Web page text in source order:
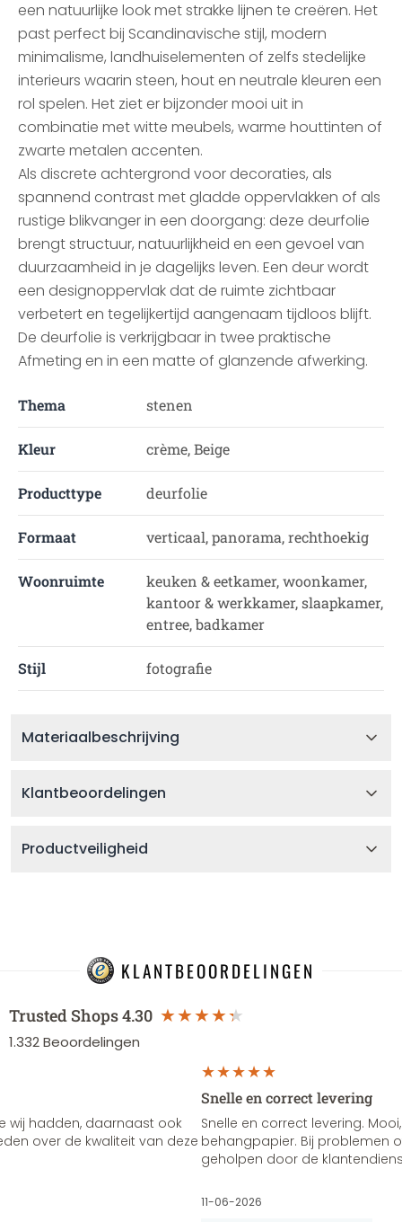
een natuurlijke look met strakke lijnen te creëren. Het
past perfect bij Scandinavische stijl, modern
minimalisme, landhuiselementen of zelfs stedelijke
interieurs waarin steen, hout en neutrale kleuren een
rol spelen. Het ziet er bijzonder mooi uit in
combinatie met witte meubels, warme houttinten of
zwarte metalen accenten.
Als discrete achtergrond voor decoraties, als
spannend contrast met gladde oppervlakken of als
rustige blikvanger in een doorgang: deze deurfolie
brengt structuur, natuurlijkheid en een gevoel van
duurzaamheid in je dagelijks leven. Een deur wordt
een designoppervlak dat de ruimte zichtbaar
verbetert en tegelijkertijd aangenaam tijdloos blijft.
De deurfolie is verkrijgbaar in twee praktische
Afmeting en in een matte of glanzende afwerking.
Thema stenen
Kleur crème, Beige
Producttype deurfolie
Formaat verticaal, panorama, rechthoekig
Woonruimte
keuken & eetkamer, woonkamer,
kantoor & werkkamer, slaapkamer,
entree, badkamer
Stijl fotografie
Materiaalbeschrijving
Klantbeoordelingen
Productveiligheid
KLANTBEOORDELINGEN
Trusted Shops4.30
1.332Beoordelingen
wij hadden, daarnaast ook
over de kwaliteit van deze
Snelle en correct levering
Snelle en correct levering.
behangpapier. Bij problemen
geholpen door de
11-06-2026